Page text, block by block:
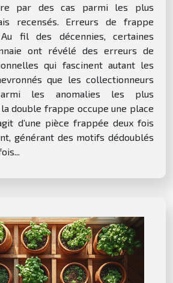
par des cas parmi les plus
recensés. Erreurs de frappe
Au fil des décennies, certaines
ont révélé des erreurs de
qui fascinent autant les
que les collectionneurs
les anomalies les plus
double frappe occupe une place
d’une pièce frappée deux fois
générant des motifs dédoublés